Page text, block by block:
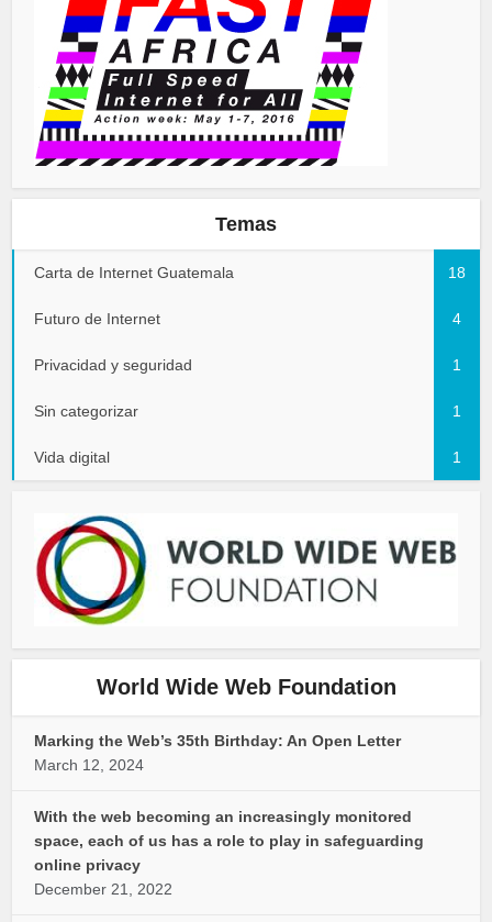
Temas
Carta de Internet Guatemala 18
Futuro de Internet 4
Privacidad y seguridad 1
Sin categorizar 1
Vida digital 1
World Wide Web Foundation
Marking the Web’s 35th Birthday: An Open Letter
March 12, 2024
With the web becoming an increasingly monitored
space, each of us has a role to play in safeguarding
online privacy
December 21, 2022